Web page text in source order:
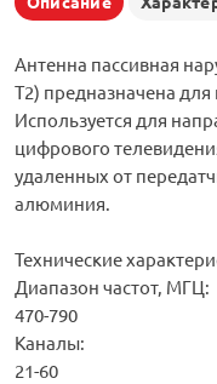
Антенна пассивная
T2) предназначена
Используется для
цифрового
удаленных от
алюминия.
Технические
Диапазон частот, МГЦ:
470-790
Каналы:
21-60